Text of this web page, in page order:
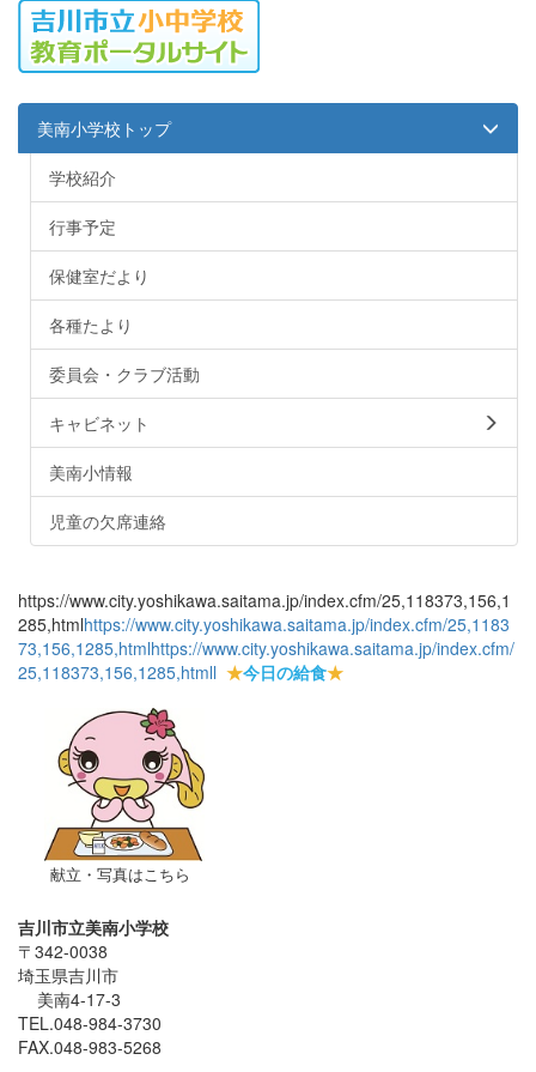
美南小学校トップ
学校紹介
行事予定
保健室だより
各種たより
委員会・クラブ活動
キャビネット
美南小情報
児童の欠席連絡
https://www.city.yoshikawa.saitama.jp/index.cfm/25,118373,156,1
285,htmlhttps://www.city.yoshikawa.saitama.jp/index.cfm/25,1183
73,156,1285,htmlhttps://www.city.yoshikawa.saitama.jp/index.cfm/
25,118373,156,1285,htmll ★今日の給食★
献立・写真はこちら
吉川市立美南小学校
〒342-0038
埼玉県吉川市
美南4-17-3
TEL.048-984-3730
FAX.048-983-5268